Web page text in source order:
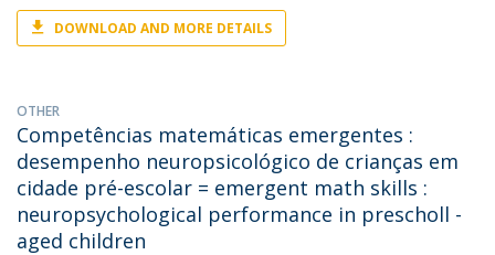
DOWNLOAD AND MORE DETAILS
OTHER
Competências matemáticas emergentes :
desempenho neuropsicológico de crianças em
cidade pré-escolar = emergent math skills :
neuropsychological performance in prescholl -
aged children